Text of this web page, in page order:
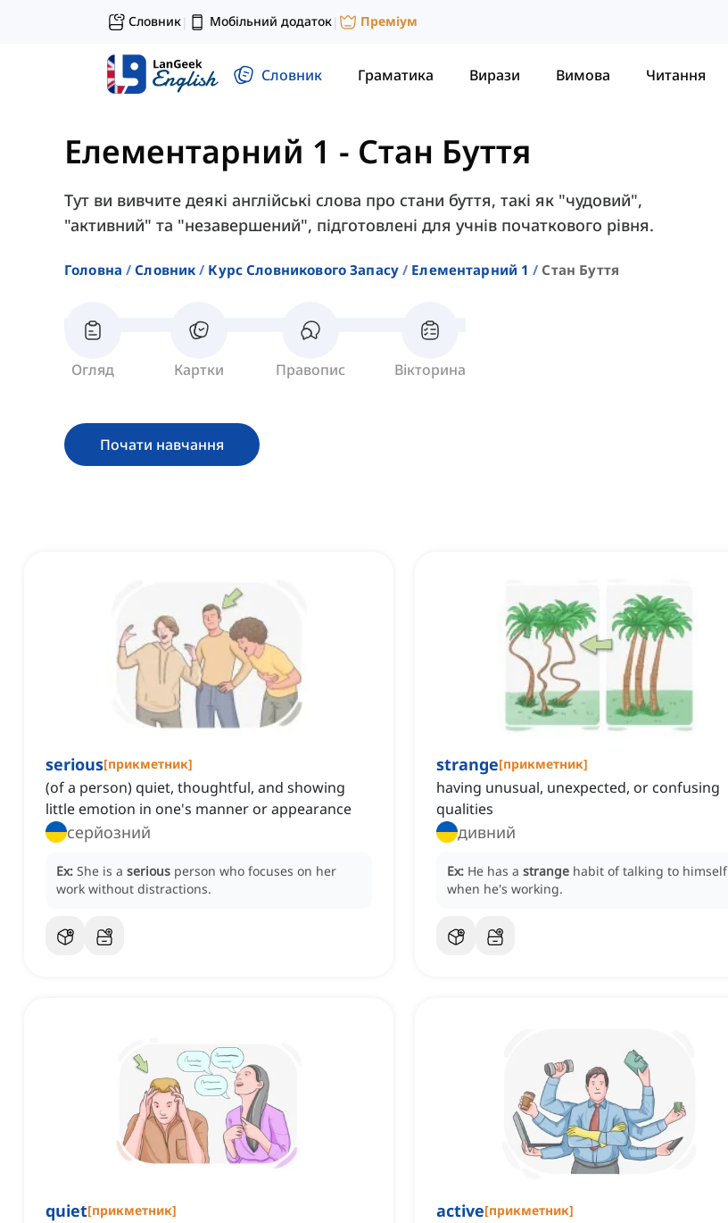
Словник| Мобільний додаток| Преміум
Словник Граматика Вирази Вимова Читання
Елементарний 1 - Стан Буття
Тут ви вивчите деякі англійські слова про стани буття, такі як "чудовий",
"активний" та "незавершений", підготовлені для учнів початкового рівня.
Головна Словник Курс Словникового Запасу Елементарний 1 Стан Буття
Огляд Картки Правопис Вікторина
Почати навчання
serious[прикметник]
(of a person) quiet, thoughtful, and showing
little emotion in one's manner or appearance
серйозний
Ex: She is a serious person who focuses on her
work without distractions.
strange[прикметник]
having unusual, unexpected, or confusing
qualities
дивний
Ex: He has a strange habit of talking to himself
when he's working.
quiet[прикметник] active[прикметник]